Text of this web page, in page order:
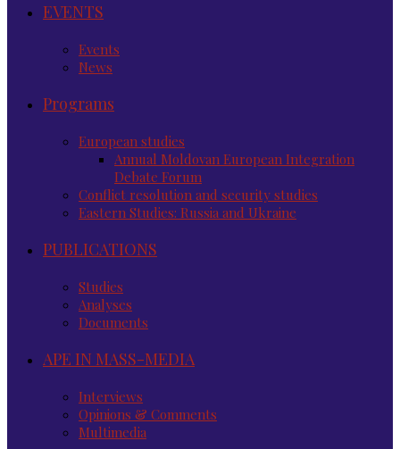
EVENTS
Events
News
Programs
European studies
Annual Moldovan European Integration
Debate Forum
Conflict resolution and security studies
Eastern Studies: Russia and Ukraine
PUBLICATIONS
Studies
Analyses
Documents
APE IN MASS-MEDIA
Interviews
Opinions & Comments
Multimedia